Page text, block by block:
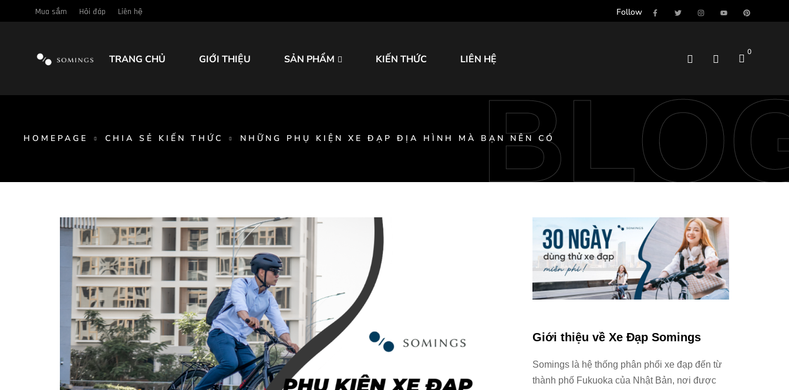
Mua sắm Hỏi đáp Liên hệ Follow
TRANG CHỦ GIỚI THIỆU SẢN PHẨM KIẾN THỨC LIÊN HỆ
0
HOMEPAGE CHIA SẺ KIẾN THỨC NHỮNG PHỤ KIỆN XE ĐẠP ĐỊA HÌNH MÀ BẠN NÊN CÓ
Giới thiệu về Xe Đạp Somings
Somings là hệ thống phân phối xe đạp đến từ
thành phố Fukuoka của Nhật Bản, nơi được